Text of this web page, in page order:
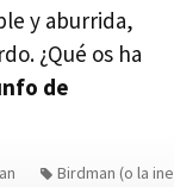
y aburrida,
¿Qué os ha
de
Birdman (o la